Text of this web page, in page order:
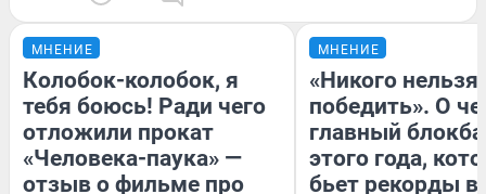
МНЕНИЕ
Колобок-колобок, я
тебя боюсь! Ради чего
отложили прокат
«Человека-паука» —
отзыв о фильме про
МНЕНИЕ
«Никого нельзя
победить». О
главный
этого года,
бьет рекорды в